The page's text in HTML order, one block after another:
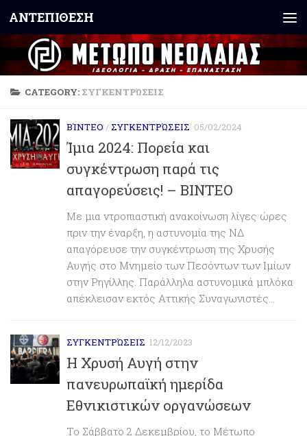
Skip to content
ΑΝΤΕΠΙΘΕΣΗ
CATEGORY: ΣΥΓΚΕΝΤΡΏΣΕΙΣ
ΒΊΝΤΕΟ / ΣΥΓΚΕΝΤΡΏΣΕΙΣ 05/02/2024
Ίμια 2024: Πορεία και
συγκέντρωση παρά τις
απαγορεύσεις! – ΒΙΝΤΕΟ
Με μια ντροπιαστική ανακοίνωση λίγες ώρες
πριν την έναρξη, η αστυνομία της ΝΔ
απαγόρευσε την συγκέντρωση της Χρυσής
Αυγής στο Μνημείο των Πεσόντων των Ιμίων
στην Ρηγίλλης. Παράλληλα αστυνομικά μπλόκα
απέκλεισαν εκτός Αττικής Συναγωνιστές...
ΣΥΓΚΕΝΤΡΏΣΕΙΣ 12/12/2023
Η Χρυσή Αυγή στην
πανευρωπαϊκή ημερίδα
Εθνικιστικών οργανώσεων
Το Σάββατο 2 Δεκεμβρίου, το Μέτωπο